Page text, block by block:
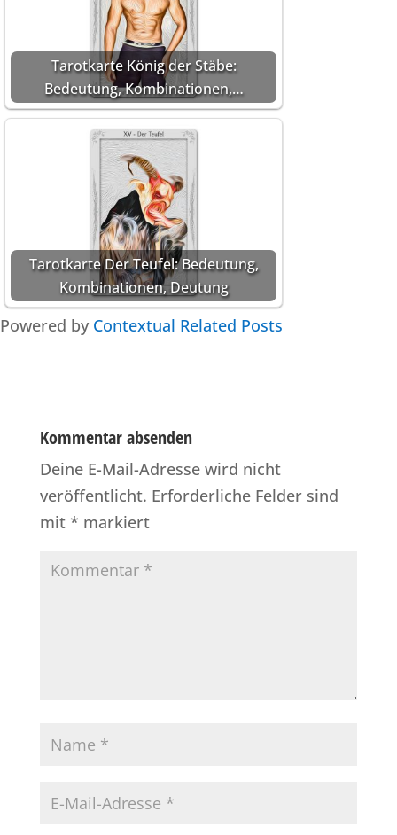
Tarotkarte König der Stäbe:
Bedeutung, Kombinationen,…
Tarotkarte Der Teufel: Bedeutung,
Kombinationen, Deutung
Powered by Contextual Related Posts
Kommentar absenden
Deine E-Mail-Adresse wird nicht
veröffentlicht. Erforderliche Felder sind
mit * markiert